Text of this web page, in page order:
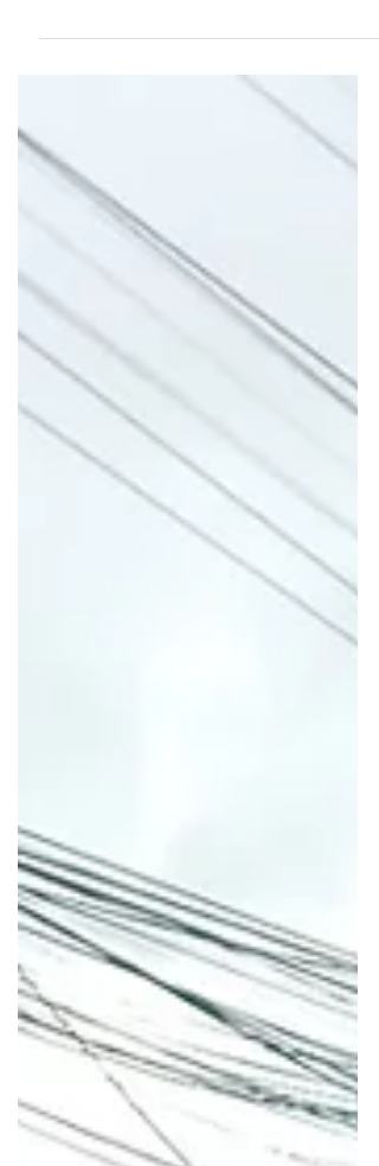
Foto: Divulgação Por: Redação Gramado
sessão ordinária da Câmara Municipal de
Gramado, realizada em 22 de junho de 2026,
avançou em deliberações estruturais,
econômicas e culturais para o município. Entre
os destaques da noite estiveram citações para
criação uma comissão especial para fiscalizar os
serviços de água, os investimentos no turismo
local e propostas de devolução de recursos do
legislativo para a saúde. Fiscalização do